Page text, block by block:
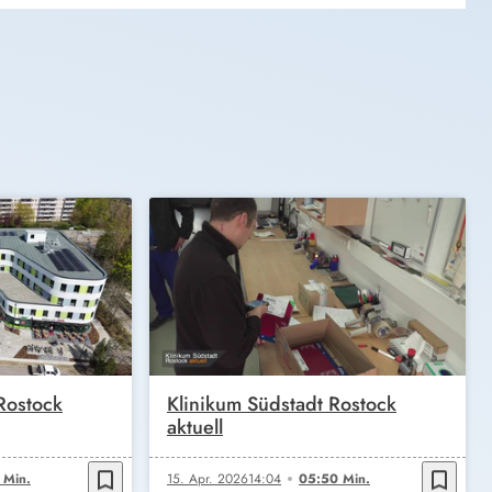
bookmark_border
Klinikum Südstadt Rostock
aktuell
15. Apr. 202614:04 05:50 Min. bookmark_border